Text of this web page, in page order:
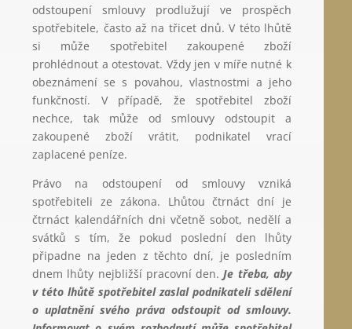
odstoupení smlouvy prodlužují ve prospěch
spotřebitele, často až na třicet dnů. V této lhůtě
si může spotřebitel zakoupené zboží
prohlédnout a otestovat. Vždy jen v míře nutné k
obeznámení se s povahou, vlastnostmi a jeho
funkčností. V případě, že spotřebitel zboží
nechce, tak může od smlouvy odstoupit a
zakoupené zboží vrátit, podnikatel vrací
zaplacené peníze.
Právo na odstoupení od smlouvy vzniká
spotřebiteli ze zákona. Lhůtou čtrnáct dní je
čtrnáct kalendářních dni včetně sobot, nedělí a
svátků s tím, že pokud poslední den lhůty
připadne na jeden z těchto dní, je posledním
dnem lhůty nejbližší pracovní den.Je třeba, aby
v této lhůtě spotřebitel zaslal podnikateli sdělení
o uplatnění svého práva odstoupit od smlouvy.